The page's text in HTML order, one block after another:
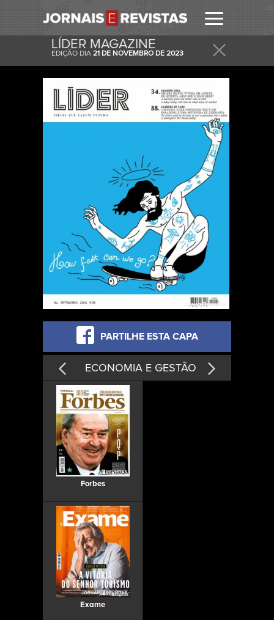
LÍDER MAGAZINE
EDIÇÃO DIA 21 DE NOVEMBRO DE 2023
RECEBA ESTA E OUTRAS CAPAS NO SEU EMAIL
PARTILHE ESTA CAPA
ECONOMIA E GESTÃO
Forbes
Exame